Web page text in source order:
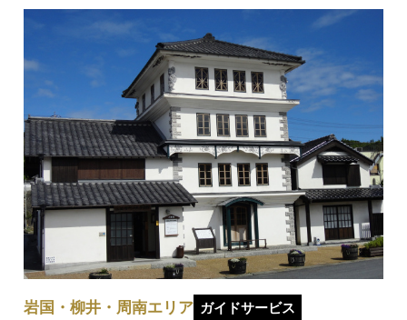
岩国・柳井・周南エリア ガイドサービス